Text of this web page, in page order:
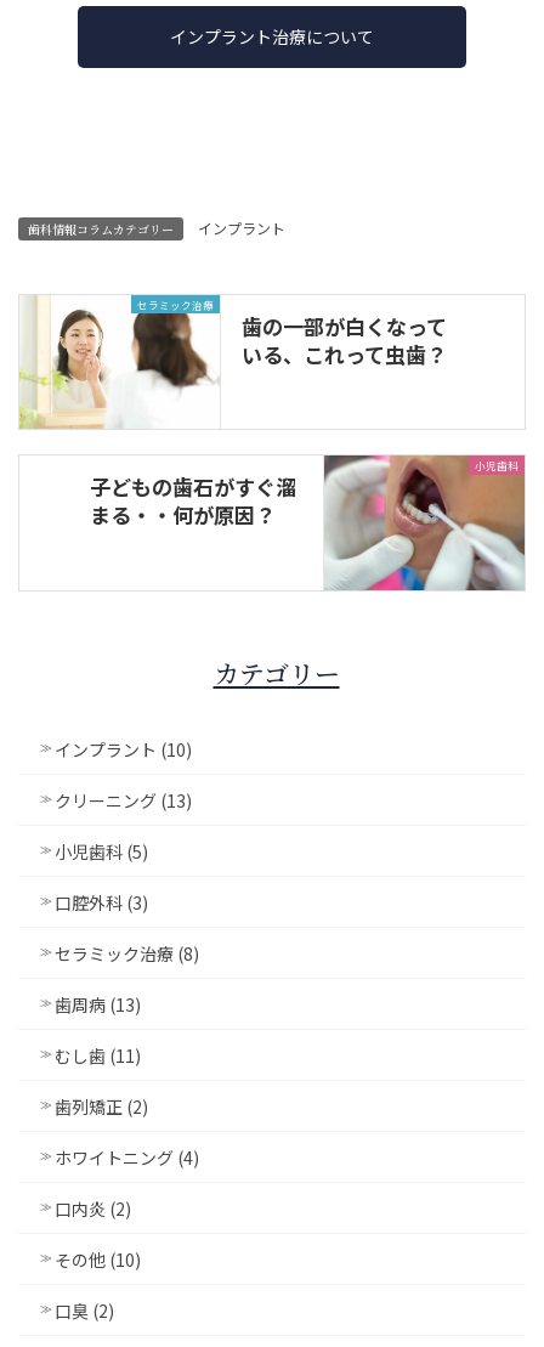
インプラント治療について
歯科情報コラムカテゴリー インプラント
セラミック治療
歯の一部が白くなって
いる、これって虫歯？
小児歯科
子どもの歯石がすぐ溜
まる・・何が原因？
カテゴリー
インプラント (10)
クリーニング (13)
小児歯科 (5)
口腔外科 (3)
セラミック治療 (8)
歯周病 (13)
むし歯 (11)
歯列矯正 (2)
ホワイトニング (4)
口内炎 (2)
その他 (10)
口臭 (2)